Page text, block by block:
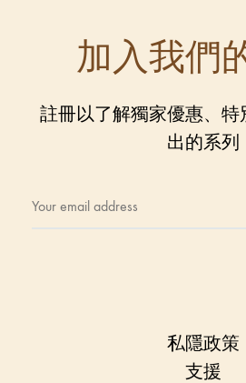
加入我們
註冊以了解獨家優惠、特
出的系列
私隱政策
支援